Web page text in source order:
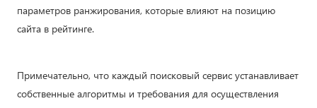
параметров ранжирования, которые влияют на позицию
сайта в рейтинге.
Примечательно, что каждый поисковый сервис устанавливает
собственные алгоритмы и требования для осуществления